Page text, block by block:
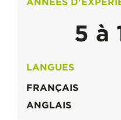
5 à
LANGUES
FRANÇAIS
ANGLAIS